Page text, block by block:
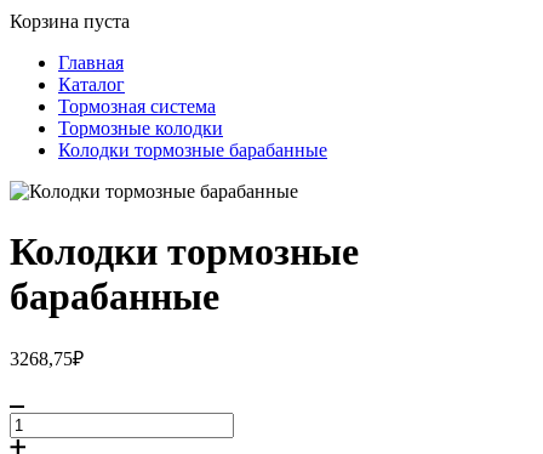
Корзина пуста
Главная
Каталог
Тормозная система
Тормозные колодки
Колодки тормозные барабанные
Колодки тормозные
барабанные
3268,75₽